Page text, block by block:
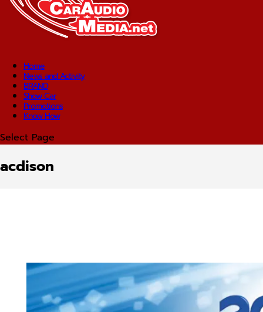
Home
News and Activity
BRAND
Show Car
Promotions
Know How
Select Page
acdison